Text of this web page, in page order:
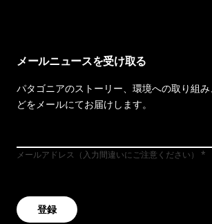
メールニュースを受け取る
パタゴニアのストーリー、環境への取り組
どをメールにてお届けします。
メールアドレス（入力間違いにご注意ください）
登録